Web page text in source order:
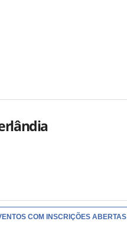
COM INSCRIÇÕES ABERTAS